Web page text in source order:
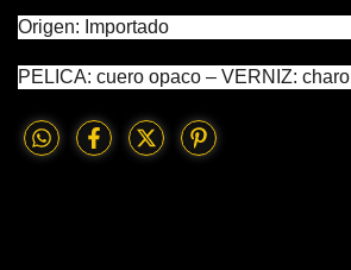
Origen: Importado
PELICA: cuero opaco – VERNIZ: charol